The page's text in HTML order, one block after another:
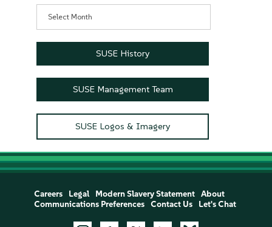
SUSE History
SUSE Management Team
SUSE Logos & Imagery
Careers Legal Modern Slavery Statement
About
Communications Preferences
Contact Us Let's Chat